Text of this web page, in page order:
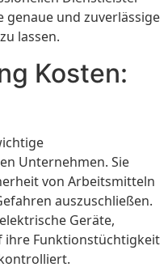
genaue und zuverlässige
lassen.
Kosten:
Unternehmen. Sie
von Arbeitsmitteln
auszuschließen.
Geräte,
ihre Funktionstüchtigkeit